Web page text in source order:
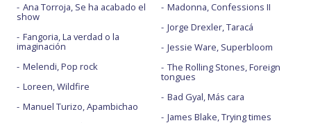
Ana Torroja, Se ha acabado el
show
Fangoria, La verdad o la
imaginación
Melendi, Pop rock
Loreen, Wildfire
Manuel Turizo, Apambichao
Madonna, Confessions II
Jorge Drexler, Taracá
Jessie Ware, Superbloom
The Rolling Stones, Foreign
tongues
Bad Gyal, Más cara
James Blake, Trying times